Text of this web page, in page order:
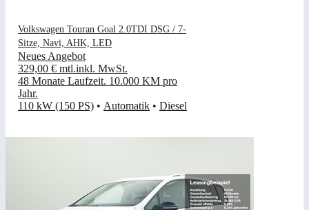
Volkswagen Touran Goal 2.0TDI DSG / 7-
Sitze, Navi, AHK, LED
Neues Angebot
329,00 € mtl.inkl. MwSt.
48 Monate Laufzeit. 10.000 KM pro
Jahr.
110 kW (150 PS) • Automatik • Diesel